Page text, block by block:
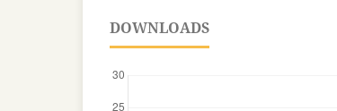
DOWNLOADS